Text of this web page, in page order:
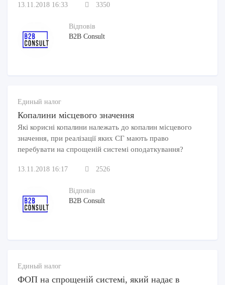
13.11.2018 16:33 3350
Відповів
B2B Consult
Единый налог
Копалини місцевого значення
Які корисні копалини належать до копалин місцевого
значення, при реалізації яких СГ мають право
перебувати на спрощеній системі оподаткування?
13.11.2018 16:17 2526
Відповів
B2B Consult
Единый налог
ФОП на спрощеній системі, який надає в